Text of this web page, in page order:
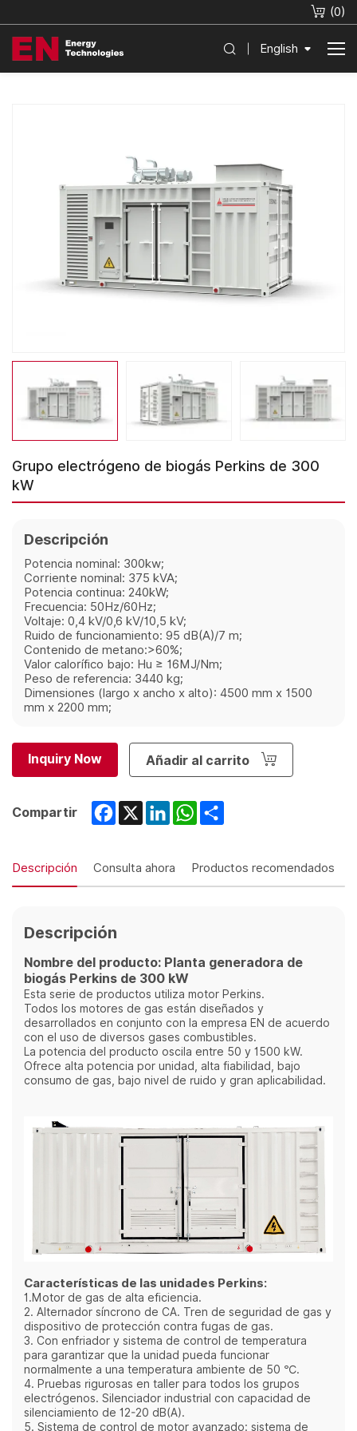
(0)
English
Grupo electrógeno de biogás Perkins de 300
kW
Descripción
Potencia nominal: 300kw;
Corriente nominal: 375 kVA;
Potencia continua: 240kW;
Frecuencia: 50Hz/60Hz;
Voltaje: 0,4 kV/0,6 kV/10,5 kV;
Ruido de funcionamiento: 95 dB(A)/7 m;
Contenido de metano:>60%;
Valor calorífico bajo: Hu ≥ 16MJ/Nm;
Peso de referencia: 3440 kg;
Dimensiones (largo x ancho x alto): 4500 mm x 1500
mm x 2200 mm;
Inquiry Now Añadir al carrito
Compartir Facebook
X LinkedInWhatsApp
Descripción Consulta ahora Productos recomendados
Descripción
Nombre del producto: Planta generadora de
biogás Perkins de 300 kW
Esta serie de productos utiliza motor Perkins.
Todos los motores de gas están diseñados y
desarrollados en conjunto con la empresa EN de acuerdo
con el uso de diversos gases combustibles.
La potencia del producto oscila entre 50 y 1500 kW.
Ofrece alta potencia por unidad, alta fiabilidad, bajo
consumo de gas, bajo nivel de ruido y gran aplicabilidad.
Características de las unidades Perkins:
1.Motor de gas de alta eficiencia.
2. Alternador síncrono de CA. Tren de seguridad de gas y
dispositivo de protección contra fugas de gas.
3. Con enfriador y sistema de control de temperatura
para garantizar que la unidad pueda funcionar
normalmente a una temperatura ambiente de 50 ℃.
4. Pruebas rigurosas en taller para todos los grupos
electrógenos. Silenciador industrial con capacidad de
silenciamiento de 12-20 dB(A).
5. Sistema de control de motor avanzado: sistema de